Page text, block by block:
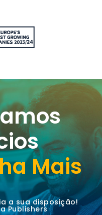
Mais
a sua disposição!
Publishers